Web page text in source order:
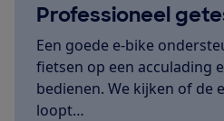
Professioneel
Een goede e-bike
fietsen op een acculading
bedienen. We kijken of de
loopt…